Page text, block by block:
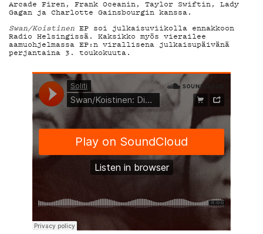
TIETOSUOJA
KIRJAUDU SISÄÄN
Arcade Firen, Frank Oceanin, Taylor Swiftin, Lady
Gagan ja Charlotte Gainsbourgin kanssa.
Swan/Koistinen EP soi julkaisuviikolla ennakkoon
Radio Helsingissä. Kaksikko myös vierailee
aamuohjelmassa EP:n virallisena julkaisupäivänä
perjantaina 3. toukokuuta.